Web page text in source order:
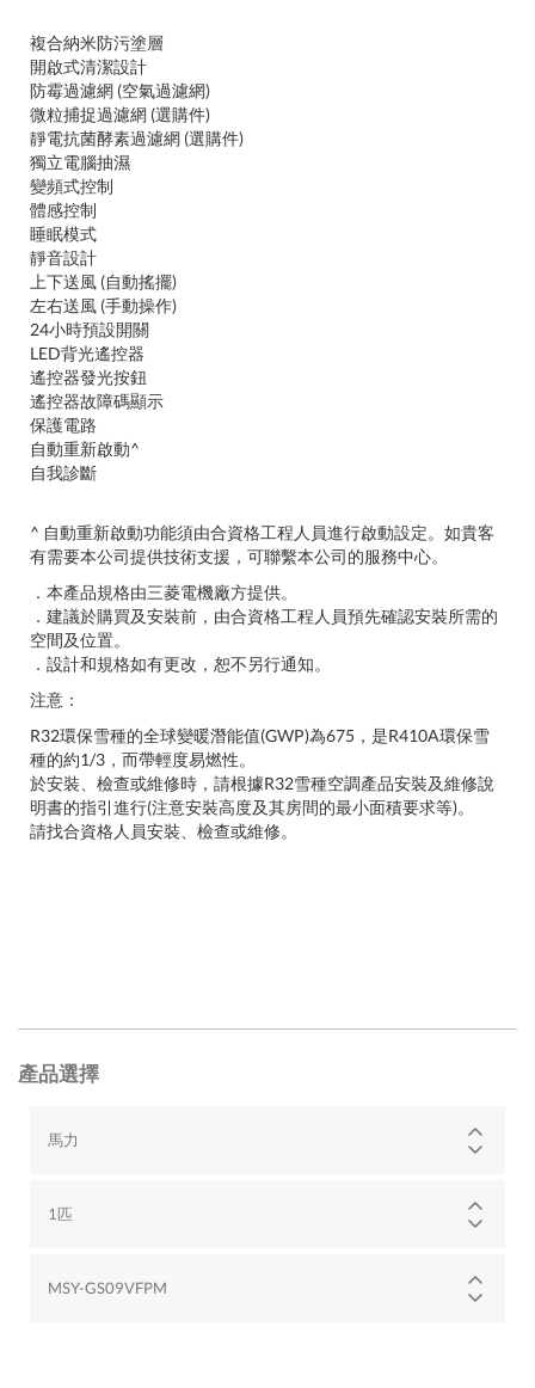
複合納米防污塗層
開啟式清潔設計
防霉過濾網 (空氣過濾網)
微粒捕捉過濾網 (選購件)
靜電抗菌酵素過濾網 (選購件)
獨立電腦抽濕
變頻式控制
體感控制
睡眠模式
靜音設計
上下送風 (自動搖擺)
左右送風 (手動操作)
24小時預設開關
LED背光遙控器
遙控器發光按鈕
遙控器故障碼顯示
保護電路
自動重新啟動^
自我診斷
^ 自動重新啟動功能須由合資格工程人員進行啟動設定。如貴客
有需要本公司提供技術支援，可聯繫本公司的服務中心。
．本產品規格由三菱電機廠方提供。
．建議於購買及安裝前，由合資格工程人員預先確認安裝所需的
空間及位置。
．設計和規格如有更改，恕不另行通知。
注意：
R32環保雪種的全球變暖潛能值(GWP)為675，是R410A環保雪
種的約1/3，而帶輕度易燃性。
於安裝、檢查或維修時，請根據R32雪種空調產品安裝及維修說
明書的指引進行(注意安裝高度及其房間的最小面積要求等)。
請找合資格人員安裝、檢查或維修。
產品選擇
馬力
1匹
MSY-GS09VFPM